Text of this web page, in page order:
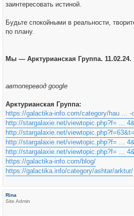
заинтересовать истиной.
Будьте спокойными в реальности,
по плану.
Мы — Арктурианская Группа. 11.02.24.
автоперевод google
Арктурианская Группа:
https://galactika-info.com/category/hau ... -
http://stargalaxie.net/viewtopic.php?f= ...
http://stargalaxie.net/
http://stargalaxie.net/viewtopic.php?f= ...
http://stargalaxie.net/viewtopic.php?f= ...
https://galactika-info.com/blog/
https://galactika.info/category/ashtar/arktur/
Rina
Site Admin